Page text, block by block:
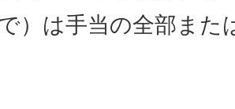
）は手当の全部また